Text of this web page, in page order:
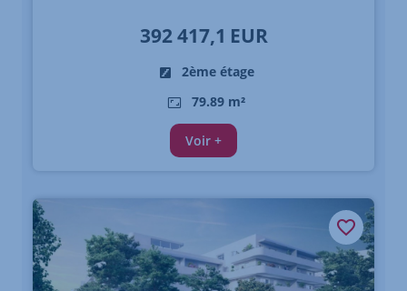
392 417,1 EUR
2ème étage
79.89 m²
Voir +